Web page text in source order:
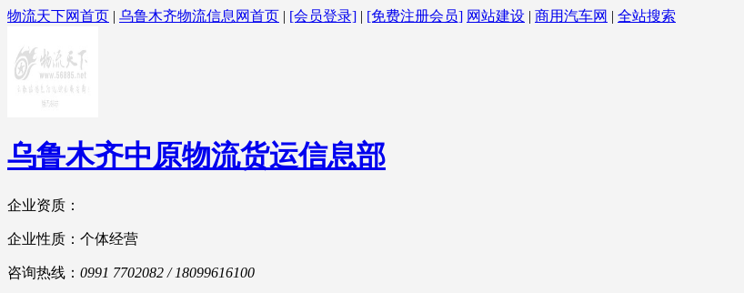
物流天下网首页 | 乌鲁木齐物流信息网首页 | [会员登录] | [免费注册会员] 网站建设 | 商用汽车网 | 全站搜索
乌鲁木齐中原物流货运信息部
企业资质：
企业性质：个体经营
咨询热线： 0991 7702082 / 18099616100